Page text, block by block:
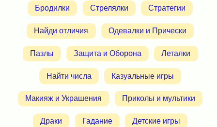
Бродилки Стрелялки Стратегии
Найди отличия Одевалки и Прически
Пазлы Защита и Оборона Леталки
Найти числа Казуальные игры
Макияж и Украшения Приколы и мультики
Драки Гадание Детские игры